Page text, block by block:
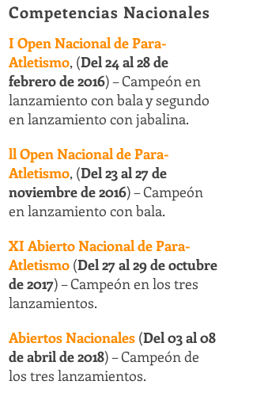
Competencias Nacionales
I Open Nacional de Para-
Atletismo, (Del 24 al 28 de
febrero de 2016) – Campeón en
lanzamiento con bala y segundo
en lanzamiento con jabalina.
ll Open Nacional de Para-
Atletismo, (Del 23 al 27 de
noviembre de2016) – Campeón
en lanzamiento con bala.
XI Abierto Nacional de Para-
Atletismo (Del 27 al 29 de octubre
de 2017) – Campeón en los tres
lanzamientos.
Abiertos Nacionales (Del 03 al 08
de abril de 2018) – Campeón de
los tres lanzamientos.